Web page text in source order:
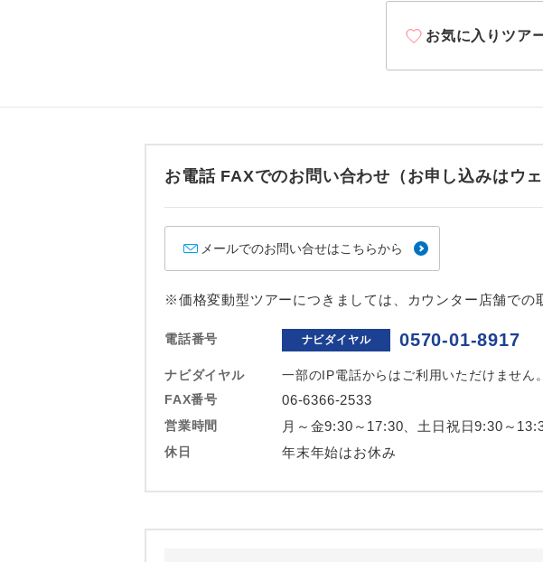
お気に入りツア
お電話 FAXでのお問い合わせ（お申し込みはウ
メールでのお問い合せはこちらから
※価格変動型ツアーにつきましては、カウンター店舗での
電話番号 ナビダイヤル 0570-01-8917
ナビダイヤル
一部のIP電話からはご利用いただけません。
FAX番号
06-6366-2533
営業時間 月～金9:30～17:30、土日祝日9:30～
休日 年末年始はお休み
利用
ホテル指定 ご紹
おひとり様バス2席利用 おひ